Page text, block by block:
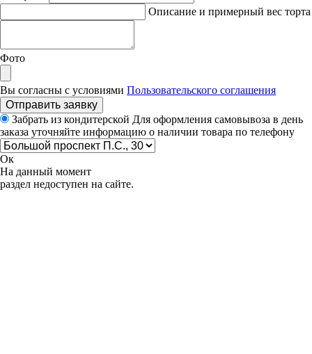
Описание и примерный вес торта
Фото
Вы согласны с условиями Пользовательского соглашения
Отправить заявку
Забрать из кондитерской Для оформления самовывоза в день
заказа уточняйте информацию о наличии товара по телефону
Ок
На данный момент
раздел недоступен на сайте.